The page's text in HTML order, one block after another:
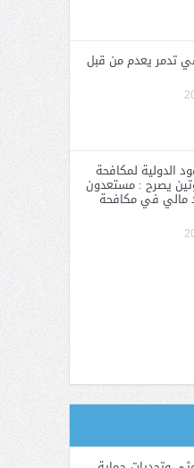
تدمر يعدم من قبل
الدولية لمكافحة
يصرح : مستعدون
مالي في مكافحة